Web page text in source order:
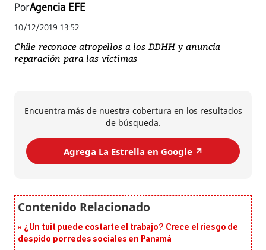
PorAgencia EFE
10/12/2019 13:52
Chile reconoce atropellos a los DDHH y anuncia
reparación para las víctimas
Encuentra más de nuestra cobertura en los resultados
de búsqueda.
Agrega La Estrella en Google ↗️
¿Un tuit puede costarte el trabajo? Crece el riesgo de
despido por redes sociales en Panamá